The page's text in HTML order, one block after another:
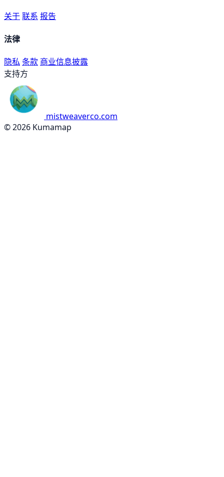
关于联系 报告
法律
隐私 条款 商业信息披露
支持方
mistweaverco.com
© 2026 Kumamap